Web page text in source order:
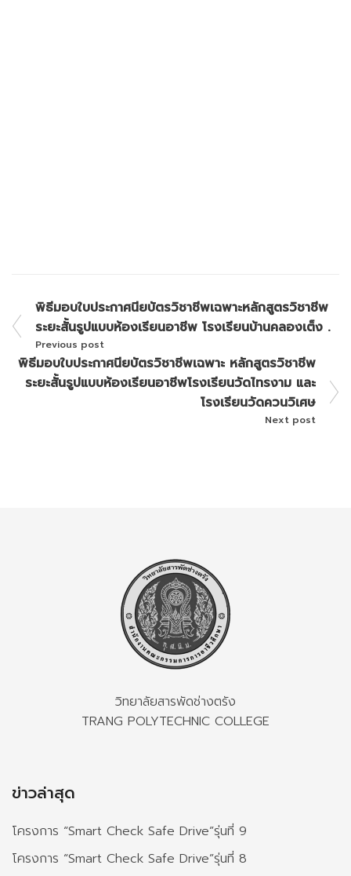
พิธีมอบใบประกาศนียบัตรวิชาชีพเฉพาะหลักสูตรวิชาชีพ
ระยะสั้นรูปแบบห้องเรียนอาชีพ โรงเรียนบ้านคลองเต็ง .
Previous post
พิธีมอบใบประกาศนียบัตรวิชาชีพเฉพาะ หลักสูตรวิชาชีพ
ระยะสั้นรูปแบบห้องเรียนอาชีพโรงเรียนวัดไทรงาม และ
โรงเรียนวัดควนวิเศษ
Next post
วิทยาลัยสารพัดช่างตรัง
TRANG POLYTECHNIC COLLEGE
ข่าวล่าสุด
โครงการ “Smart Check Safe Drive”รุ่นที่ 9
โครงการ “Smart Check Safe Drive”รุ่นที่ 8